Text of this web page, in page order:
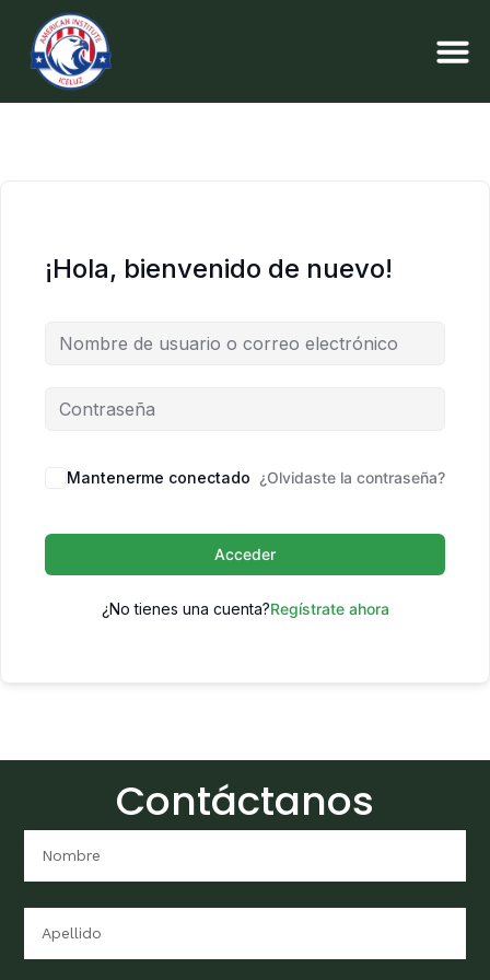
¡Hola, bienvenido de nuevo!
Mantenerme conectado ¿Olvidaste la contraseña?
Acceder
¿No tienes una cuenta?Regístrate ahora
Contáctanos